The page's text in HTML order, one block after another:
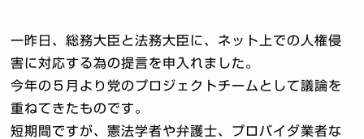
一昨日、総務大臣と法務大臣に、ネット上での人権侵
害に対応する為の提言を申入れました。
今年の５月より党のプロジェクトチームとして議論を
重ねてきたものです。
短期間ですが、憲法学者や弁護士、プロバイダ業者な